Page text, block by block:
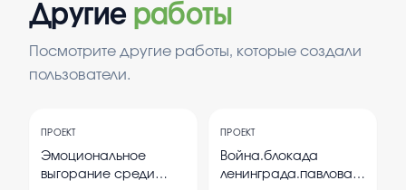
Другие работы
Посмотрите другие работы, которые создали
пользователи.
ПРОЕКТ
Эмоциональное
выгорание среди
ПРОЕКТ
Война.блокада
ленинграда.павлова